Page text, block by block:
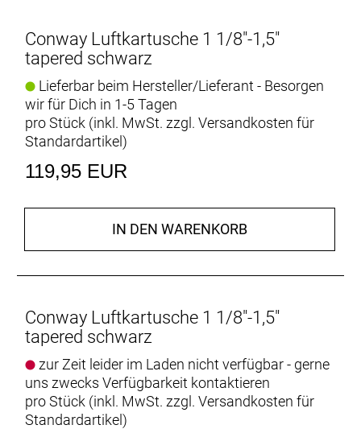
Conway Luftkartusche 1 1/8"-1,5"
tapered schwarz
Lieferbar beim Hersteller/Lieferant - Besorgen
wir für Dich in 1-5 Tagen
pro Stück (inkl. MwSt. zzgl. Versandkosten für
Standardartikel)
119,95 EUR
IN DEN WARENKORB
Conway Luftkartusche 1 1/8"-1,5"
tapered schwarz
zur Zeit leider im Laden nicht verfügbar - gerne
uns zwecks Verfügbarkeit kontaktieren
pro Stück (inkl. MwSt. zzgl. Versandkosten für
Standardartikel)